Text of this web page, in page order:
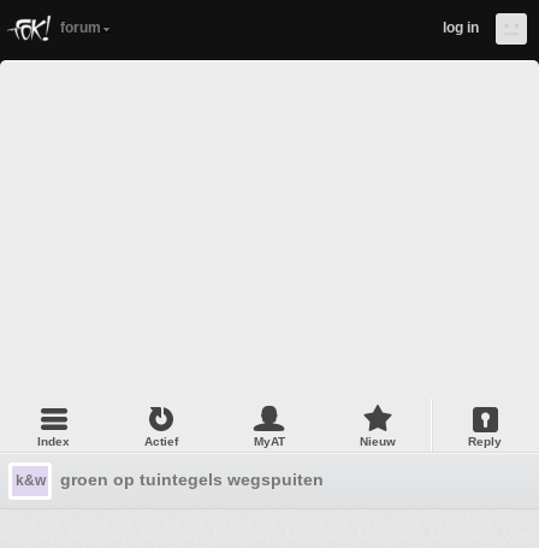
forum log in
Index Actief MyAT Nieuw Reply
k&w groen op tuintegels wegspuiten